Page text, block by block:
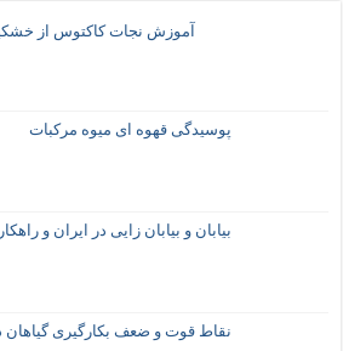
آموزش نجات کاکتوس از
پوسیدگی قهوه ای میوه مرکبات
بیابان و بیابان زایی در ایران و
نقاط قوت و ضعف بکارگیری